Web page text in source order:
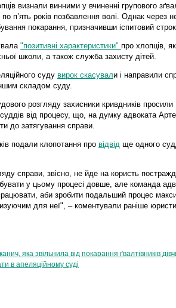
визнали винними у вчиненні групового
п’ять років позбавлення волі. Однак через
покарання, призначивши іспитовий
"позитивні характеристики" про хлопців,
школи, а також служба захисту дітей.
суду вирок скасували і направили
складом суду.
розгляду захисники кривдників просили
від процесу, що, на думку адвоката
до затягування справи.
подали клопотання про відвід ще одного
справи, звісно, не йде на користь
у цьому процесі довше, але команда
аби зробити подальший процес
для неї", – коментували раніше
яка звільнила від покарання ґвалтівників
в апеляційному суді